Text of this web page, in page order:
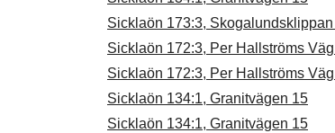
Sicklaön 173:3,
Sicklaön 172:3, Per Hallströms
Sicklaön 172:3, Per Hallströms
Sicklaön 134:1, Granitvägen 15
Sicklaön 134:1, Granitvägen 15